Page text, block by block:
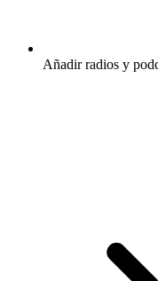
Añadir radios y